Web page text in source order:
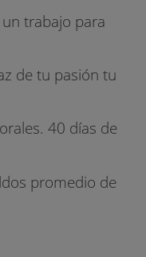
trabajo para
de tu pasión tu
40 días de
promedio de